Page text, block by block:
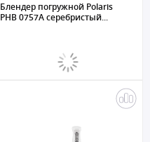
Блендер погружной Polaris
PHB 0757A серебристый...